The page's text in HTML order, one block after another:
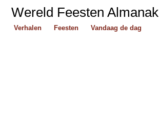
Wereld Feesten Almanak
Verhalen Feesten Vandaag de dag